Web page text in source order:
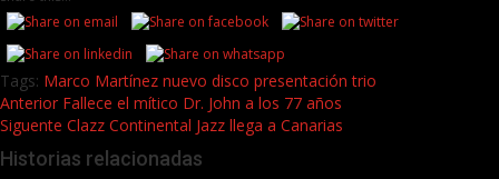
Tags: Marco Martínez nuevo disco presentación trio
Post
navigation
Anterior Fallece el mítico Dr. John a los 77 años
Siguente Clazz Continental Jazz llega a Canarias
Historias relacionadas